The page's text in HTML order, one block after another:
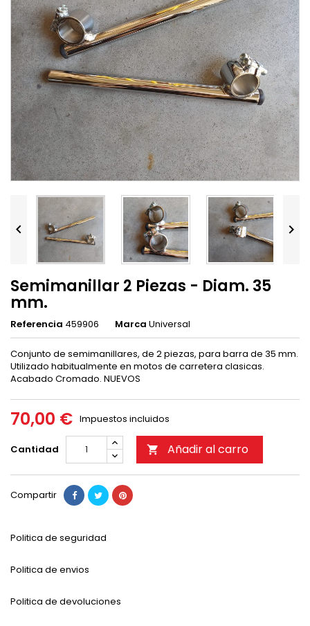
 
Semimanillar 2 Piezas - Diam. 35
mm.
Referencia 459906 Marca Universal
Conjunto de semimanillares, de 2 piezas, para barra de 35 mm.
Utilizado habitualmente en motos de carretera clasicas.
Acabado Cromado. NUEVOS
70,00 € Impuestos incluidos
Cantidad  Añadir al carro
Compartir
Politica de seguridad
Politica de envios
Politica de devoluciones